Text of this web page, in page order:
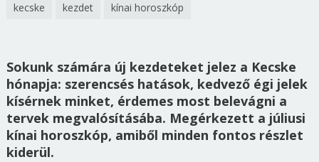
kecske
kezdet kínai horoszkóp
Sokunk számára új kezdeteket jelez a Kecske
hónapja: szerencsés hatások, kedvező égi jelek
kísérnek minket, érdemes most belevágni a
tervek megvalósításába. Megérkezett a júliusi
kínai horoszkóp, amiből minden fontos részlet
kiderül.